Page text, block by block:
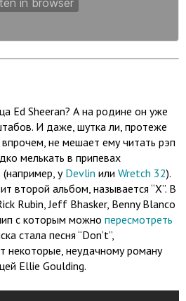
Ed Sheeran? А на родине он уже
И даже, шутка ли, протеже
не мешает ему читать рэп
мелькать в припевах
у Devlin или Wretch 32).
второй альбом, называется “X”. В
Rubin, Jeff Bhasker, Benny Blanco
с которым можно пересмотреть
стала песня “Don’t”,
некоторые, неудачному роману
Ellie Goulding.